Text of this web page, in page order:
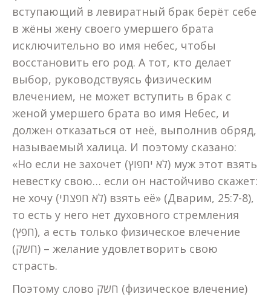
вступающий в левиратный брак берёт себе
в жёны жену своего умершего брата
исключительно во имя небес, чтобы
восстановить его род. А тот, кто делает
выбор, руководствуясь физическим
влечением, не может вступить в брак с
женой умершего брата во имя Небес, и
должен отказаться от неё, выполнив обряд,
называемый халица. И поэтому сказано:
«Но если не захочет (לא יחפוץ) муж этот взять
невестку свою… если он настойчиво скажет:
не хочу (לא חפצתי) взять её» (Дварим, 25:7-8),
то есть у него нет духовного стремления
(חפץ), а есть только физическое влечение
(חשק) – желание удовлетворить свою
страсть.
Поэтому слово חשק (физическое влечение)